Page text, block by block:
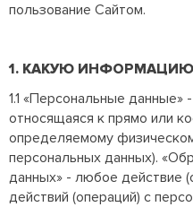
пользование Сайтом.
1. КАКУЮ
1.1 «Персональные
относящаяся к прямо или
определяемому
персональных данных).
данных» - любое действие
действий (операций) с